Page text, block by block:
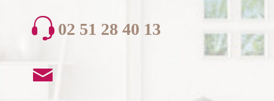
02 51 28 40 13